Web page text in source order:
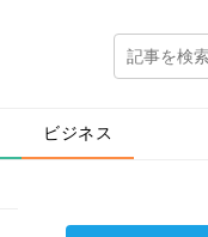
ビジネス